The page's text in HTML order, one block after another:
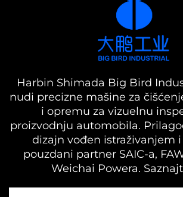
Harbin Shimada Big Bird
nudi precizne mašine za
i opremu za vizuelnu
proizvodnju automobila.
dizajn vođen istraživanjem i
pouzdani partner SAIC-a,
Weichai Powera.